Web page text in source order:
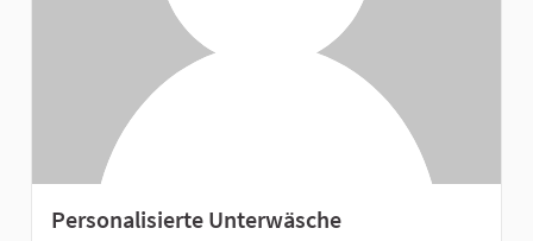
Personalisierte Unterwäsche